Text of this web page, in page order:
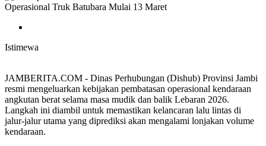
Istimewa
JAMBERITA.COM - Dinas Perhubungan (Dishub) Provinsi Jambi
resmi mengeluarkan kebijakan pembatasan operasional kendaraan
angkutan berat selama masa mudik dan balik Lebaran 2026.
Langkah ini diambil untuk memastikan kelancaran lalu lintas di
jalur-jalur utama yang diprediksi akan mengalami lonjakan volume
kendaraan.